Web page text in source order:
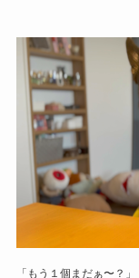
「もう１個まだぁ〜？」